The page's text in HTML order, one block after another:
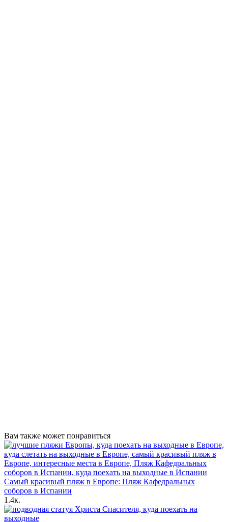
Вам также может понравиться
Самый красивый пляж в Европе: Пляж Кафедральных
соборов в Испании
1.4к.